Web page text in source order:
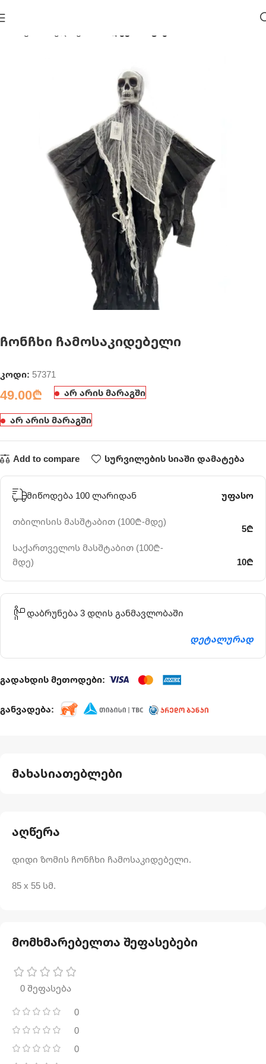
ჩონჩხი ჩამოსაკიდებელი
კოდი: 57371
49.00₾ არ არის მარაგში
არ არის მარაგში
Add to compare სურვილების სიაში დამატება
მიწოდება 100 ლარიდან
თბილისის მასშტაბით (100₾-მდე)
საქართველოს მასშტაბით (100₾-
მდე)
უფასო
5₾
10₾
დაბრუნება 3 დღის განმავლობაში
დეტალურად
გადახდის მეთოდები:
განვადება:
აღწერა
დიდი ზომის ჩონჩხი ჩამოსაკიდებელი.
85 x 55 სმ.
მახასიათებლები
მომხმარებელთა შეფასებები
0 შეფასება
0
0
0